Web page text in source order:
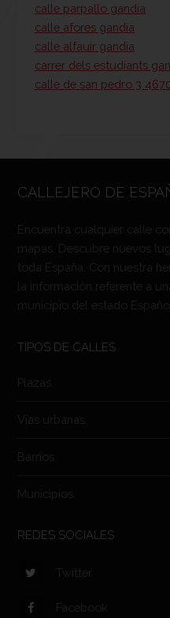
calle parpallo gandia
calle afores gandia
calle alfauir gandia
carrer dels estudiants
calle de san pedro 3
CALLEJERO DE
Encuentra cualquier calle
mapas. Descubre nuevos
toda España. Con nuestra
la información referente a
municipio del estado
TIPOS DE CALLES
Plazas.
Vías urbanas.
Barrios.
Municipios.
REDES SOCIALES
Twitter
Facebook